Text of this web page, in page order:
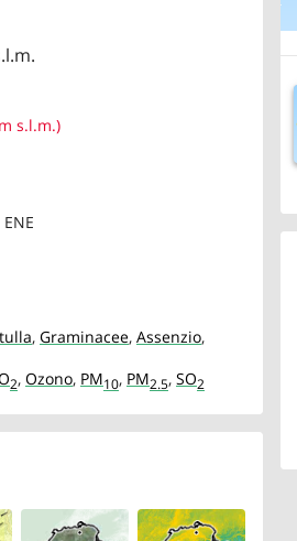
s.l.m.)
, Graminacee, Assenzio,
2, Ozono, PM10, PM2.5, SO2